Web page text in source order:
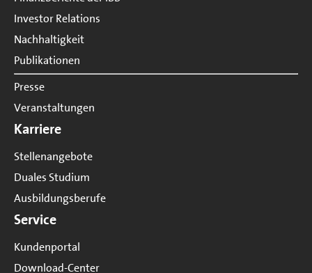
Investor Relations
Nachhaltigkeit
Publikationen
Presse
Veranstaltungen
Karriere
Stellenangebote
Duales Studium
Ausbildungsberufe
Service
Kundenportal
Download-Center